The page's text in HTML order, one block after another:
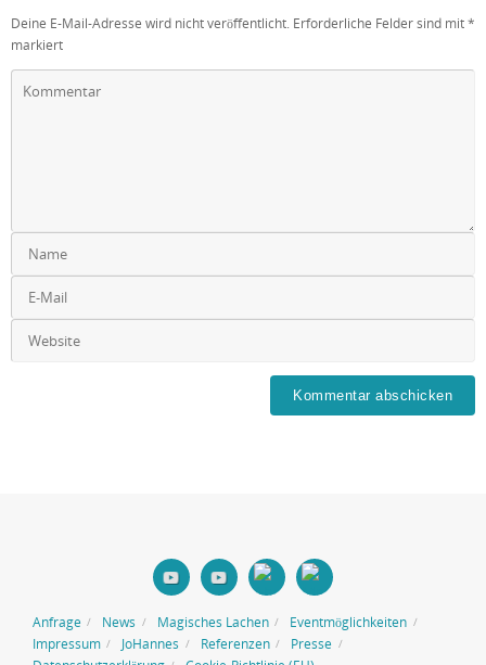
Deine E-Mail-Adresse wird nicht veröffentlicht. Erforderliche Felder sind mit*
markiert
Anfrage News Magisches Lachen
Eventmöglichkeiten
Impressum
JoHannes Referenzen
Presse